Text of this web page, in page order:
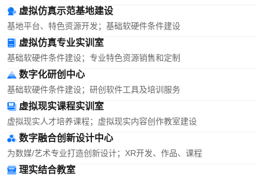
虚拟仿真示范基地建设
基地平台、特色资源开发；基础软硬件条件建设
虚拟仿真专业实训室
基础软硬件条件建设；专业特色资源销售和定制
数字化研创中心
基础软硬件条件建设；研创软件工具及培训服务
虚拟现实课程实训室
虚拟现实人才培养课程；虚拟现实内容创作教室建设
数字融合创新设计中心
为数媒/艺术专业打造创新设计；XR开发、作品、课程
理实结合教室